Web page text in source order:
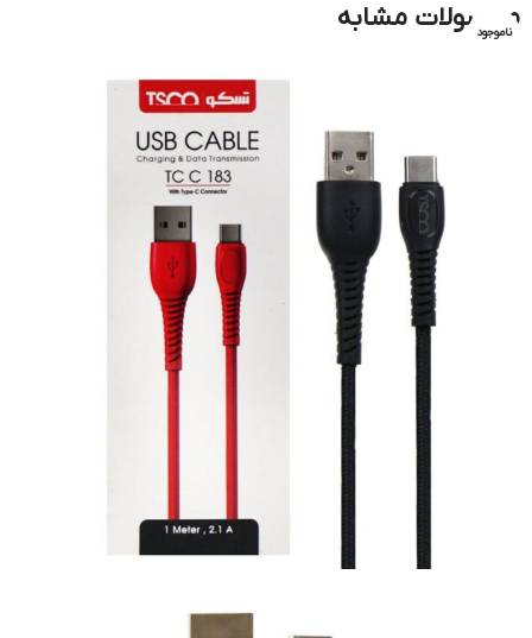
محصولات مشابه
ناموجود
ناموجود
ناموجود